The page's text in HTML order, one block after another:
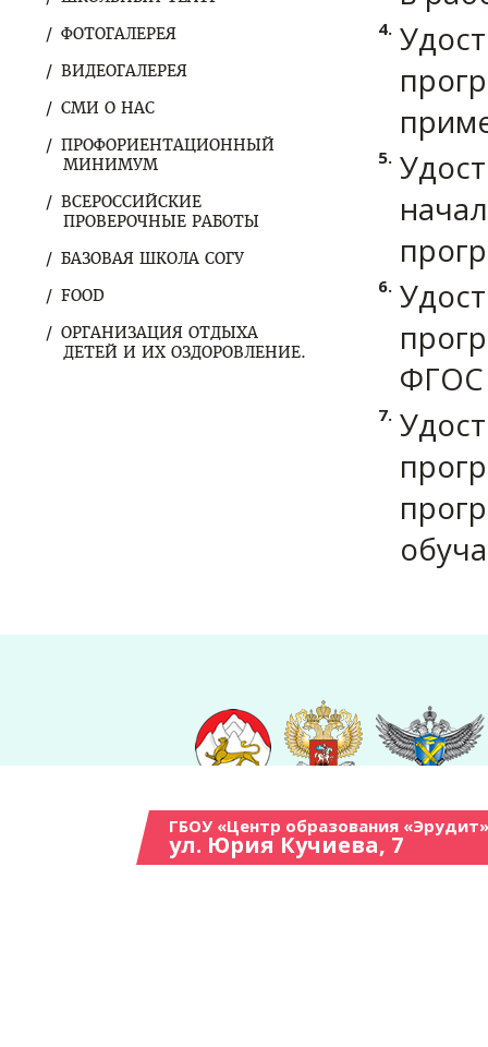
ФОТОГАЛЕРЕЯ
ВИДЕОГАЛЕРЕЯ
СМИ О НАС
ПРОФОРИЕНТАЦИОННЫЙ
МИНИМУМ
ВСЕРОССИЙСКИЕ
ПРОВЕРОЧНЫЕ РАБОТЫ
БАЗОВАЯ ШКОЛА СОГУ
FOOD
ОРГАНИЗАЦИЯ ОТДЫХА
ДЕТЕЙ И ИХ ОЗДОРОВЛЕНИЕ.
ГБОУ «Центр образования
ул. Юрия Кучиева, 7